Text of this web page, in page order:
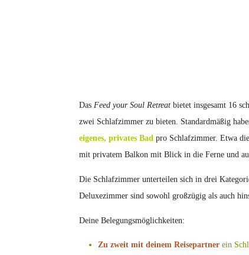
DasFeed your Soul Retreat bietet insgesamt 16
zwei Schlafzimmer zu bieten. Standardmäßig
eigenes, privates Bad pro Schlafzimmer. Etwa
mit privatem Balkon mit Blick in die Ferne und
Die Schlafzimmer unterteilen sich in drei
Deluxezimmer sind sowohl großzügig als auch
Deine Belegungsmöglichkeiten:
Zu zweit mit deinem Reisepartner ein